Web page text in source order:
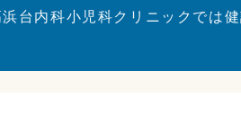
台内科小児科クリニックでは